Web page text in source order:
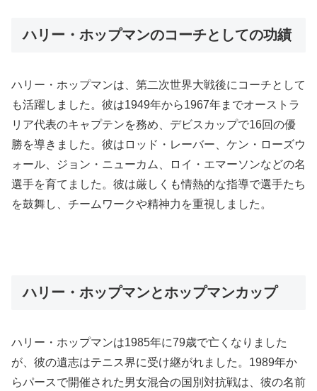
ハリー・ホップマンのコーチとしての功績
ハリー・ホップマンは、第二次世界大戦後にコーチとして
も活躍しました。彼は1949年から1967年までオーストラ
リア代表のキャプテンを務め、デビスカップで16回の優
勝を導きました。彼はロッド・レーバー、ケン・ローズウ
ォール、ジョン・ニューカム、ロイ・エマーソンなどの名
選手を育てました。彼は厳しくも情熱的な指導で選手たち
を鼓舞し、チームワークや精神力を重視しました。
ハリー・ホップマンとホップマンカップ
ハリー・ホップマンは1985年に79歳で亡くなりました
が、彼の遺志はテニス界に受け継がれました。1989年か
らパースで開催された男女混合の国別対抗戦は、彼の名前